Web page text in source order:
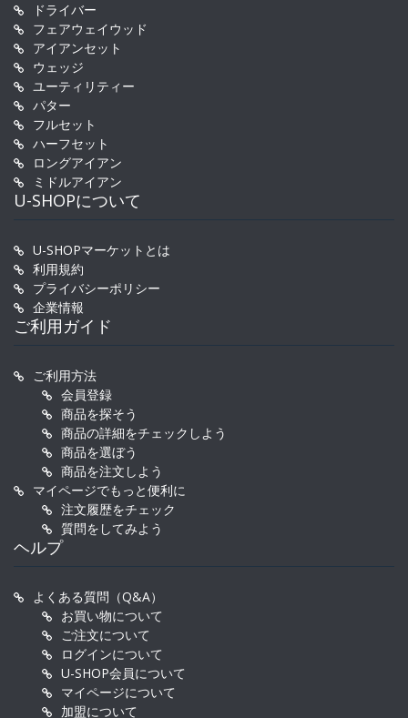
ドライバー
フェアウェイウッド
アイアンセット
ウェッジ
ユーティリティー
パター
フルセット
ハーフセット
ロングアイアン
ミドルアイアン
U-SHOPについて
U-SHOPマーケットとは
利用規約
プライバシーポリシー
企業情報
ご利用ガイド
ご利用方法
会員登録
商品を探そう
商品の詳細をチェックしよう
商品を選ぼう
商品を注文しよう
マイページでもっと便利に
注文履歴をチェック
質問をしてみよう
ヘルプ
よくある質問（Q&A）
お買い物について
ご注文について
ログインについて
U-SHOP会員について
マイページについて
加盟について